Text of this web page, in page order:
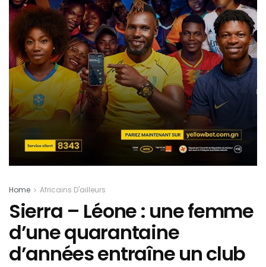
Home Africains D'ailleurs
Sierra – Léone : une femme
d’une quarantaine
d’années entraîne un club